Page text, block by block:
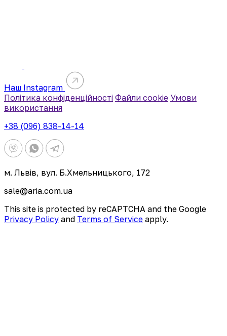
Наш Instagram
Політика конфіденційності Файли cookie Умови
використання
+38 (096) 838-14-14
м. Львів, вул. Б.Хмельницького, 172
sale@aria.com.ua
This site is protected by reCAPTCHA and the Google
Privacy Policy and Terms of Service apply.